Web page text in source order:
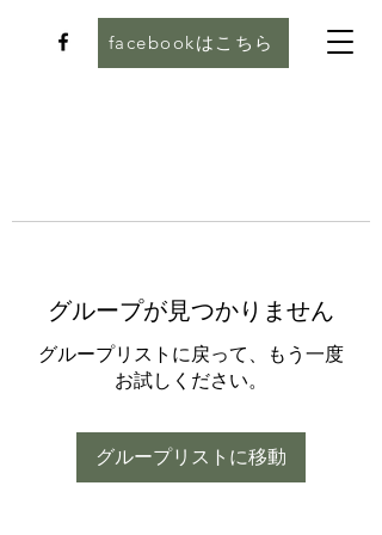
facebookはこちら
グループが見つかりません
グループリストに戻って、もう一度
お試しください。
グループリストに移動